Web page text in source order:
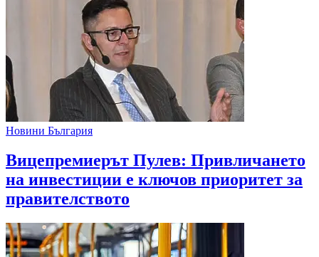
Новини България
Вицепремиерът Пулев: Привличането
на инвестиции е ключов приоритет за
правителството